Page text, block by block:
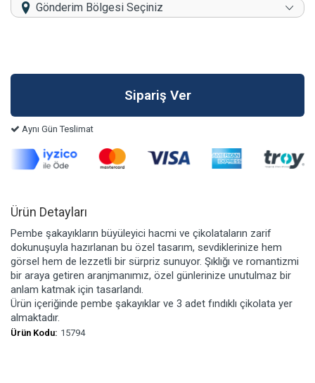
Gönderim Bölgesi Seçiniz
Aynı Gün Teslimat
Ürün Detayları
Pembe şakayıkların büyüleyici hacmi ve çikolataların zarif
dokunuşuyla hazırlanan bu özel tasarım, sevdiklerinize hem
görsel hem de lezzetli bir sürpriz sunuyor. Şıklığı ve romantizmi
bir araya getiren aranjmanımız, özel günlerinize unutulmaz bir
anlam katmak için tasarlandı.
Ürün içeriğinde pembe şakayıklar ve 3 adet fındıklı çikolata yer
almaktadır.
Ürün Kodu: 15794